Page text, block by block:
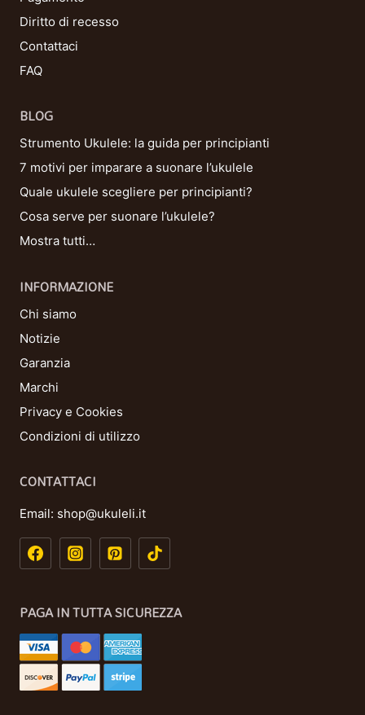
Diritto di recesso
Contattaci
FAQ
BLOG
Strumento Ukulele: la guida per principianti
7 motivi per imparare a suonare l’ukulele
Quale ukulele scegliere per principianti?
Cosa serve per suonare l’ukulele?
Mostra tutti…
INFORMAZIONE
Chi siamo
Notizie
Garanzia
Marchi
Privacy e Cookies
Condizioni di utilizzo
CONTATTACI
Email: shop@ukuleli.it
PAGA IN TUTTA SICUREZZA